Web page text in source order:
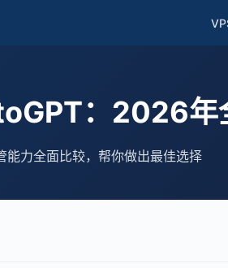
：2026年
能力全面比较，帮你做出最佳选择